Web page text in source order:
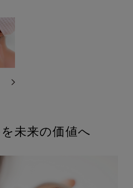
未来の価値へ